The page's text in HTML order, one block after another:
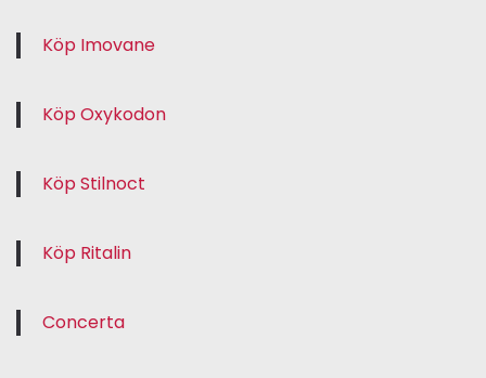
Köp Imovane
Köp Oxykodon
Köp Stilnoct
Köp Ritalin
Concerta